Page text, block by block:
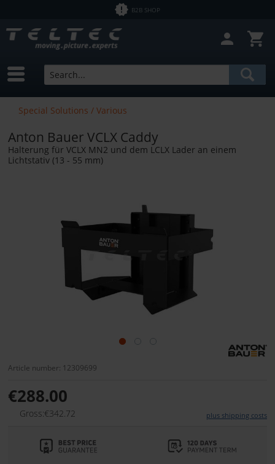
B2B SHOP
Special Solutions / Various
Anton Bauer VCLX Caddy
Halterung für VCLX MN2 und dem LCLX Lader an einem
Lichtstativ (13 - 55 mm)
Article number: 12309699
€288.00
Gross:€342.72 plus shipping costs